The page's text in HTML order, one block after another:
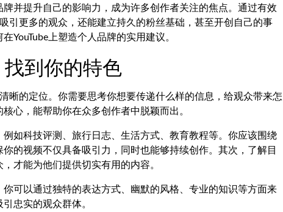
并提升自己的影响力，成为许多创作者关注的焦点。通过有效
引更多的观众，还能建立持久的粉丝基础，甚至开创自己的事
YouTube上塑造个人品牌的实用建议。
到你的特色
晰的定位。你需要思考你想要传递什么样的信息，给观众带来怎
心，能帮助你在众多创作者中脱颖而出。
例如科技评测、旅行日志、生活方式、教育教程等。你应该围绕
的视频不仅具备吸引力，同时也能够持续创作。其次，了解目
才能为他们提供切实有用的内容。
可以通过独特的表达方式、幽默的风格、专业的知识等方面来
忠实的观众群体。